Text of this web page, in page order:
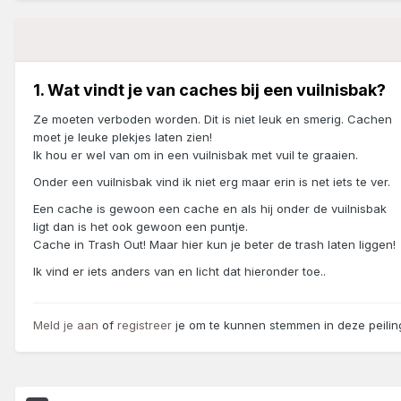
1. Wat vindt je van caches bij een vuilnisbak?
Ze moeten verboden worden. Dit is niet leuk en smerig. Cachen
moet je leuke plekjes laten zien!
Ik hou er wel van om in een vuilnisbak met vuil te graaien.
Onder een vuilnisbak vind ik niet erg maar erin is net iets te ver.
Een cache is gewoon een cache en als hij onder de vuilnisbak
ligt dan is het ook gewoon een puntje.
Cache in Trash Out! Maar hier kun je beter de trash laten liggen!
Ik vind er iets anders van en licht dat hieronder toe..
Meld je aan of registreer je om te kunnen stemmen in deze